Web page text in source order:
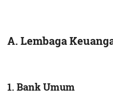
A. Lembaga
1. Bank Umum